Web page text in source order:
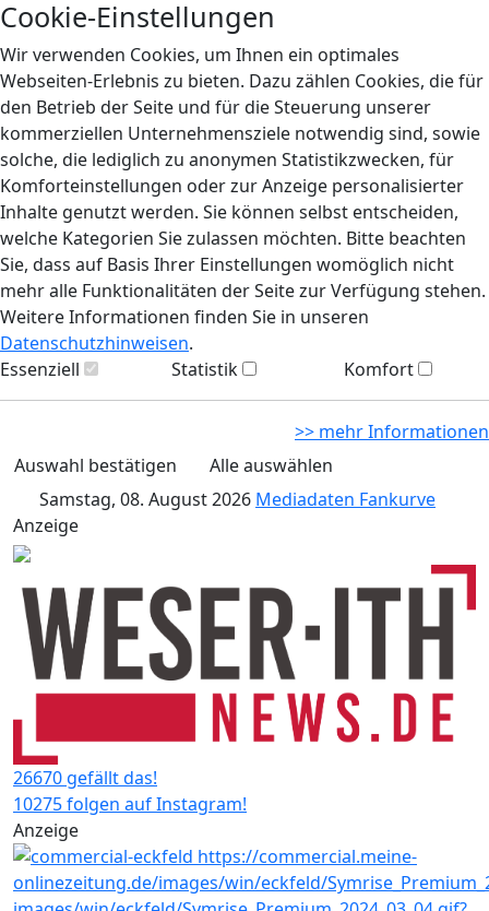
Cookie-Einstellungen
Wir verwenden Cookies, um Ihnen ein optimales
Webseiten-Erlebnis zu bieten. Dazu zählen Cookies, die für
den Betrieb der Seite und für die Steuerung unserer
kommerziellen Unternehmensziele notwendig sind, sowie
solche, die lediglich zu anonymen Statistikzwecken, für
Komforteinstellungen oder zur Anzeige personalisierter
Inhalte genutzt werden. Sie können selbst entscheiden,
welche Kategorien Sie zulassen möchten. Bitte beachten
Sie, dass auf Basis Ihrer Einstellungen womöglich nicht
mehr alle Funktionalitäten der Seite zur Verfügung stehen.
Weitere Informationen finden Sie in unseren
Datenschutzhinweisen.
Essenziell
Statistik Komfort
>> mehr Informationen
Auswahl bestätigen
Alle auswählen
Samstag, 08. August 2026 Mediadaten Fankurve
Anzeige
26670 gefällt das!
10275 folgen auf Instagram!
Anzeige